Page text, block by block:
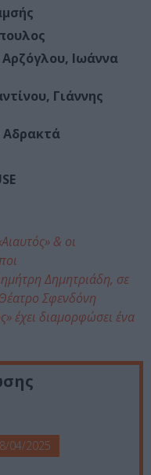
Ιωάννα
Γιάννης
Αδρακτά
& οι
Δημητριάδη, σε
Σφενδόνη
έχει διαμορφώσει ένα
04/2025